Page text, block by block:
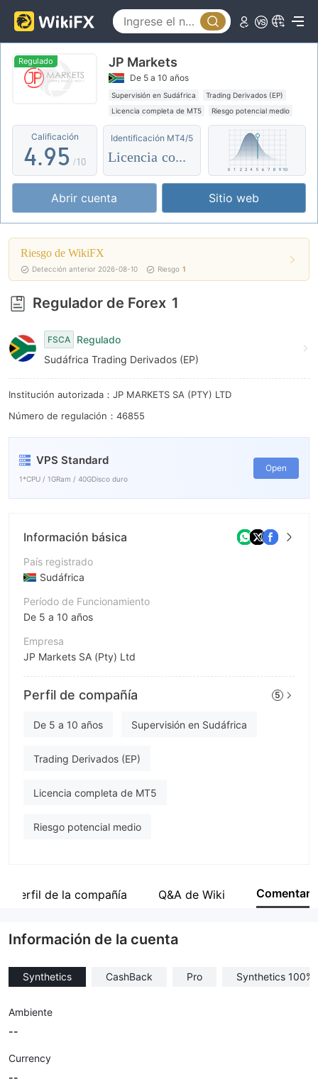
Regulado JP Markets
De 5 a 10 años
Supervisión en Sudáfrica
Trading Derivados (EP)
Licencia completa de MT5
Riesgo potencial medio
Calificación
0
1
3
4
5
6
7
8
9
.
4
5
6
8
9
0
1
2
4
5
6
7
8
9
/10
Identificación MT4/5
Licencia completa
Abrir cuenta Sitio web
Riesgo de WikiFX
Detección anterior 2026-08-10 Riesgo 1
Regulador de Forex 1
FSCA
Regulado
Sudáfrica Trading Derivados (EP)
Institución autorizada：JP MARKETS SA (PTY) LTD
Número de regulación：46855
VPS Standard
1*CPU / 1GRam / 40GDisco duro
Open
Información básica
País registrado
Sudáfrica
Período de Funcionamiento
De 5 a 10 años
Empresa
JP Markets SA (Pty) Ltd
Abreviación
JP Markets
Empleado de la empresa
Perfil de compañía 5
De 5 a 10 años Supervisión en Sudáfrica
Trading Derivados (EP)
Licencia completa de MT5
Riesgo potencial medio
Perfil de la compañía Q&A de Wiki Comentar
Información de la cuenta
Synthetics CashBack Pro Synthetics 100%
Ambiente
--
Currency
--